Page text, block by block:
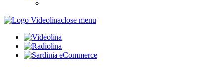
close menu